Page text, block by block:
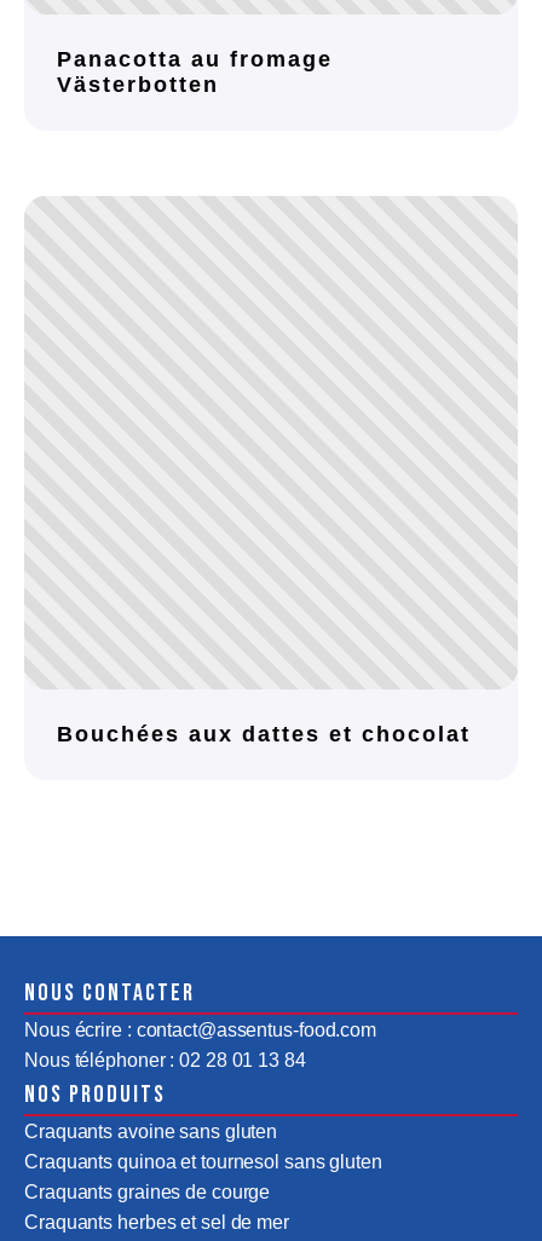
Panacotta au fromage
Västerbotten
Bouchées aux dattes et chocolat
Nous contacter
Nous écrire : contact@assentus-food.com
Nous téléphoner : 02 28 01 13 84
Nos produits
Craquants avoine sans gluten
Craquants quinoa et tournesol sans gluten
Craquants graines de courge
Craquants herbes et sel de mer